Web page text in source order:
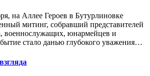
на Аллее Героев в Бутурлиновке
митинг, собравший представителей
военнослужащих, юнармейцев и
стало данью глубокого уважения…